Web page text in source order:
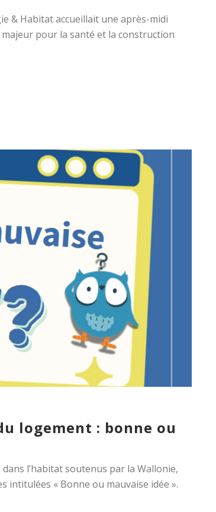
& Habitat accueillait une après-midi
pour la santé et la construction
logement : bonne ou
l’habitat soutenus par la Wallonie,
intitulées « Bonne ou mauvaise idée ».